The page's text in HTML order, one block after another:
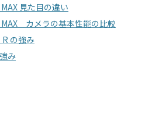
見た目の違い
カメラの基本性能の比較
の強み
み